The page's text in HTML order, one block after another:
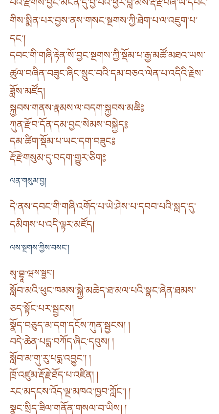
པའི་རྫོགས་བྱང་མངོན་དུ་བྱ་བའི་ཕྱིར་བླ་མས་རྡོ་རྗེ་བཞི་ཡི་དབང་
གིས་སྨིན་པར་བྱས་ནས་གསང་སྔགས་ཀྱི་ཐེག་པ་ལ་འཇུག་པ་
དང༌།
དབང་གི་གཞི་རྟེན་སོ་བྱང་སྔགས་ཀྱི་སྡོམ་པ་རྒྱ་མཚོ་མཐའ་ཡས་
ཚུལ་བཞིན་བཟུང་ཞིང་སྲུང་བའི་དམ་བཅའ་ལེན་པ་འདིའི་རྗེས་
ཟློས་མཛོད།
སྐྱབས་གནས་རྣམས་ལ་བདག་སྐྱབས་མཆི༔
ཀུན་རྫོབ་དོན་དམ་བྱང་སེམས་བསྐྱེད༔
དམ་ཚིག་སྡོམ་པ་ཡང་དག་བཟུང༔
རྡོ་རྗེ་གསུམ་དུ་བདག་གྱུར་ཅིག༔
ལན་གསུམ་བྱ།
དེ་ནས་དབང་གི་གཞི་འགོད་པ་ཡེ་ཤེས་པ་དབབ་པའི་སླད་དུ་
དམིགས་པ་འདི་ལྟར་མཛོད།
ལས་སྔགས་ཀྱིས་བསང༌།
སྭ་བྷཱ་ཝས་སྦྱང༌།
སློབ་མའི་ཕུང་ཁམས་སྐྱེ་མཆེད་ཐ་མལ་པའི་སྣང་ཞེན་ཐམས་
ཅད་སྟོང་པར་སྦྱངས།
སྣོད་བཅུད་མ་དག་དངོས་ཀུན་སྦྱངས། །
བདེ་ཆེན་པདྨ་བཀོད་ཞིང་དབུས། །
སློབ་མ་གུ་རུ་པདྨ་འབྱུང༌། །
ཁྲོ་འཛུམ་རྡོ་རྗེ་ཐོད་པ་འཛིན། །
རང་མདངས་འོད་ལྔ་མཁའ་ཁྱབ་ཀློང༌། །
སྣང་སྲིད་ཟིལ་གནོན་གསལ་བ་ཡིས། །